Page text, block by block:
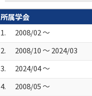
所属学会
1.
2008/02 ～
2.
2008/10 ～ 2024/03
3.
2024/04 ～
4.
2008/05 ～